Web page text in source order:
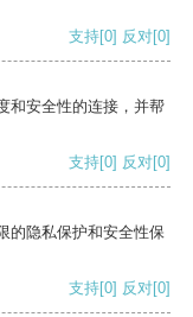
支持[0] 反对[0]
和安全性的连接，并帮
支持[0] 反对[0]
的隐私保护和安全性保
支持[0] 反对[0]